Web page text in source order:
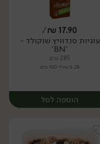
17.90
₪
/
עוגיות סנדוויץ שוקולד -
'BN'
285 גרם
6.28 ₪ ל-100 גרם
הוספה לסל